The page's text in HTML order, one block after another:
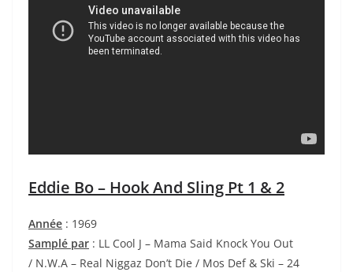
Eddie Bo – Hook And Sling Pt 1 & 2
Année : 1969
Samplé par : LL Cool J – Mama Said Knock You Out
/ N.W.A – Real Niggaz Don’t Die / Mos Def & Ski – 24